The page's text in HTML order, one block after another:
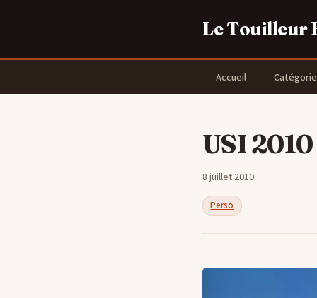
Le Touilleur
Accueil
USI
8 juillet 2010
Perso